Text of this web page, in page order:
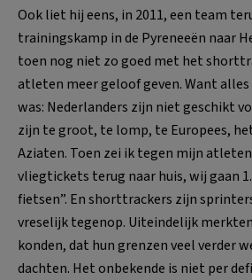
Ook liet hij eens, in 2011, een team
trainingskamp in de Pyreneeën naar
toen nog niet zo goed met het
atleten meer geloof geven. Want
was: Nederlanders zijn niet geschikt
zijn te groot, te lomp, te Europees,
Aziaten. Toen zei ik tegen mijn
vliegtickets terug naar huis, wij gaan
fietsen”. En shorttrackers zijn
vreselijk tegenop. Uiteindelijk
konden, dat hun grenzen veel verder
dachten. Het onbekende is niet per